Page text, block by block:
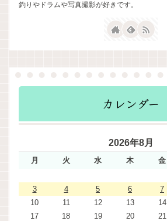
釣りやドラムや写真撮影が好きです。
カレンダー
2026年8月
月 火 水 木 金
3
4 5 6 7
10
11 12 13 14
17
18 19 20 21